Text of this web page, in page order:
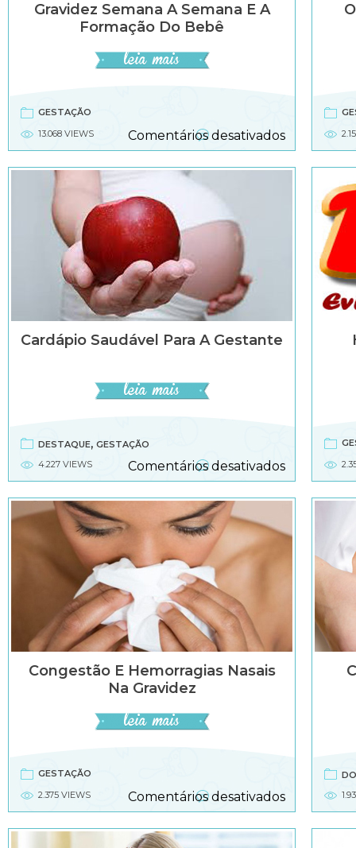
Gravidez Semana A Semana E A
Formação Do Bebê
GESTAÇÃO
13.068 VIEWS
Comentários desativadosem
Gravidez
semana
semana
formação
Cardápio Saudável Para A Gestante
DESTAQUE, GESTAÇÃO
4.227 VIEWS
Comentários desativadosem
Cardápio
Saudável
gestante
Congestão E Hemorragias Nasais
Na Gravidez
GESTAÇÃO
2.375 VIEWS
Comentários desativadosem
Congestão
e